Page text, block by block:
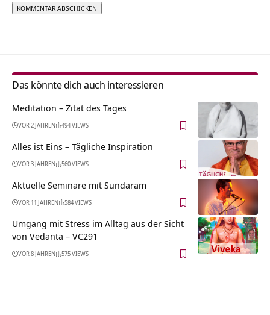
Das könnte dich auch interessieren
Meditation – Zitat des Tages
VOR 2 JAHREN 494 VIEWS
Alles ist Eins – Tägliche Inspiration
VOR 3 JAHREN 560 VIEWS
Aktuelle Seminare mit Sundaram
VOR 11 JAHREN 584 VIEWS
Umgang mit Stress im Alltag aus der Sicht
von Vedanta – VC291
VOR 8 JAHREN 575 VIEWS